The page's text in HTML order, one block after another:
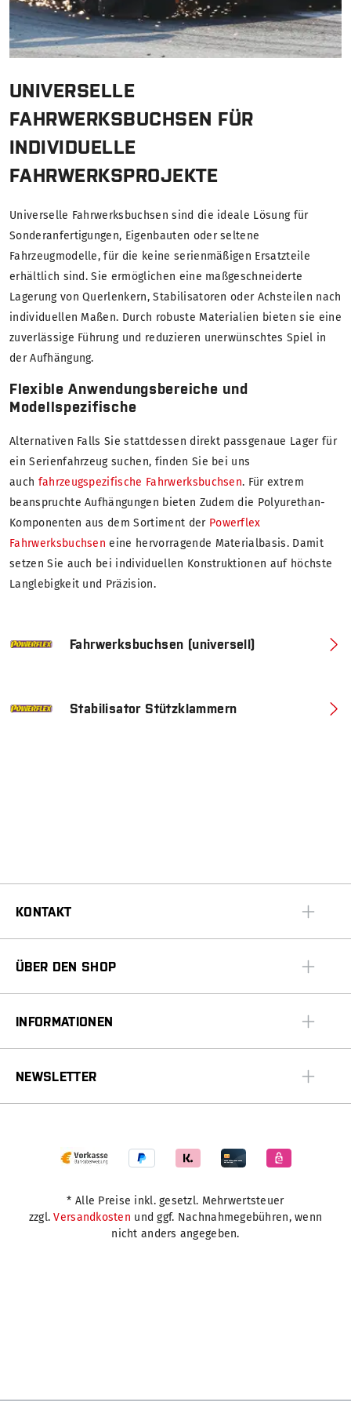
UNIVERSELLE
FAHRWERKSBUCHSEN FÜR
INDIVIDUELLE
FAHRWERKSPROJEKTE
Universelle Fahrwerksbuchsen sind die ideale Lösung für
Sonderanfertigungen, Eigenbauten oder seltene
Fahrzeugmodelle, für die keine serienmäßigen Ersatzteile
erhältlich sind. Sie ermöglichen eine maßgeschneiderte
Lagerung von Querlenkern, Stabilisatoren oder Achsteilen nach
individuellen Maßen. Durch robuste Materialien bieten sie eine
zuverlässige Führung und reduzieren unerwünschtes Spiel in
der Aufhängung.
Flexible Anwendungsbereiche und
Modellspezifische
Alternativen Falls Sie stattdessen direkt passgenaue Lager für
ein Serienfahrzeug suchen, finden Sie bei uns
auch fahrzeugspezifische Fahrwerksbuchsen. Für extrem
beanspruchte Aufhängungen bieten Zudem die Polyurethan-
Komponenten aus dem Sortiment der Powerflex
Fahrwerksbuchsen eine hervorragende Materialbasis. Damit
setzen Sie auch bei individuellen Konstruktionen auf höchste
Langlebigkeit und Präzision.
Fahrwerksbuchsen (universell)
Stabilisator Stützklammern
KONTAKT
ÜBER DEN SHOP
INFORMATIONEN
NEWSLETTER
* Alle Preise inkl. gesetzl. Mehrwertsteuer
zzgl.Versandkosten und ggf. Nachnahmegebühren, wenn
nicht anders angegeben.